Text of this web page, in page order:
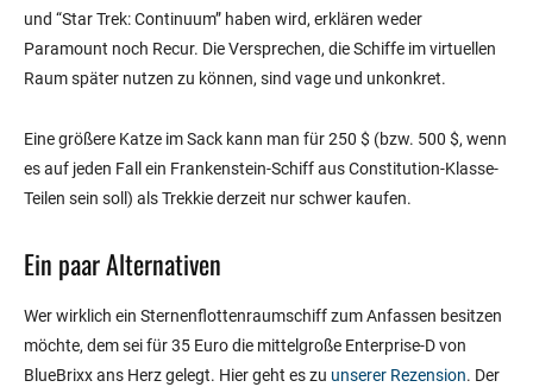
und “Star Trek: Continuum” haben wird, erklären weder
Paramount noch Recur. Die Versprechen, die Schiffe im virtuellen
Raum später nutzen zu können, sind vage und unkonkret.
Eine größere Katze im Sack kann man für 250 $ (bzw. 500 $, wenn
es auf jeden Fall ein Frankenstein-Schiff aus Constitution-Klasse-
Teilen sein soll) als Trekkie derzeit nur schwer kaufen.
Ein paar Alternativen
Wer wirklich ein Sternenflottenraumschiff zum Anfassen besitzen
möchte, dem sei für 35 Euro die mittelgroße Enterprise-D von
BlueBrixx ans Herz gelegt. Hier geht es zu unserer Rezension. Der